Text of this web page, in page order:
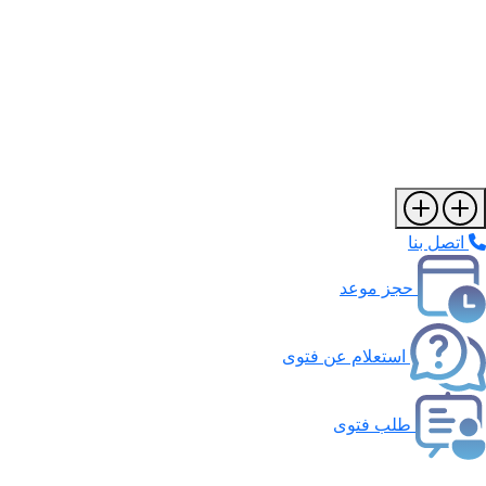
اتصل بنا
حجز موعد
استعلام عن فتوى
طلب فتوى